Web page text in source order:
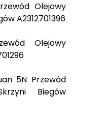
Olejowy
A2312701396
Olejowy
5N Przewód
Biegów